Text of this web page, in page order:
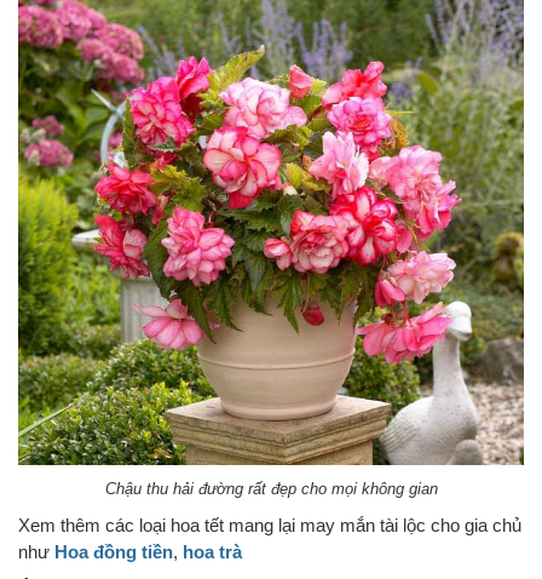
Chậu thu hải đường rất đẹp cho mọi không gian
Xem thêm các loại hoa tết mang lại may mắn tài lộc cho gia chủ
như Hoa đồng tiền, hoa trà